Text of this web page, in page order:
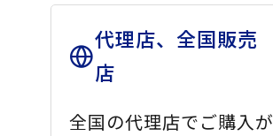
代理店、全国販売
店
全国の代理店でご購入が